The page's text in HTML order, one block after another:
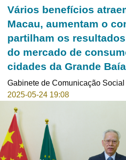
Vários benefícios
Macau, aumentam o
partilham os
do mercado de
cidades da Grande Baía
Gabinete de Comunicação Social
2025-05-24 19:08